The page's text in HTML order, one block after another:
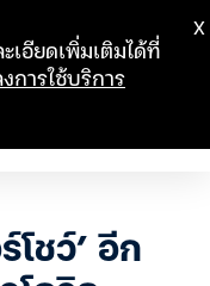
โชว์’ อีก
เอียดเพิ่มเติมได้ที่
การใช้บริการ
X